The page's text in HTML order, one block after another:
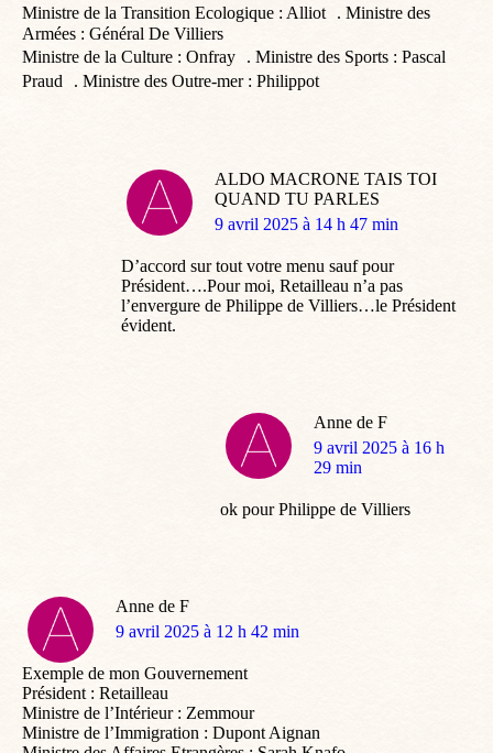
Ministre de la Transition Ecologique : Alliot . Ministre des
Armées : Général De Villiers
Ministre de la Culture : Onfray . Ministre des Sports : Pascal
Praud . Ministre des Outre-mer : Philippot
ALDO MACRONE TAIS TOI
QUAND TU PARLES
dit
9 avril 2025 à 14 h 47 min
D’accord sur tout votre menu sauf pour
Président….Pour moi, Retailleau n’a pas
l’envergure de Philippe de Villiers…le Président
évident.
Anne de F
dit
:
9 avril 2025 à 16 h
29 min
ok pour Philippe de Villiers
Anne de F
dit
9 avril 2025 à 12 h 42 min
Exemple de mon Gouvernement
Président : Retailleau
Ministre de l’Intérieur : Zemmour
Ministre de l’Immigration : Dupont Aignan